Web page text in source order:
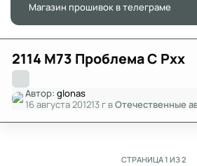
Магазин прошивок в телеграме
2114 М73 Проблема С Рхх
Автор:glonas
16 августа 201213 г вОтечественные
СТРАНИЦА 1 ИЗ 2